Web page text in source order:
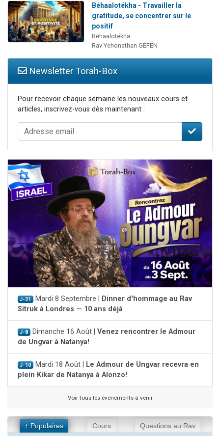
Béhaalotékha - Travailler la
gratitude, se concentrer sur le
positif
Béhaalotékha
Rav Yehonathan GEFEN
Newsletter Torah-Box
Pour recevoir chaque semaine les nouveaux cours et
articles, inscrivez-vous dès maintenant :
J-31 Mardi 8 Septembre |
Dinner d'hommage au Rav
Sitruk à Londres — 10 ans déjà
J-8 Dimanche 16 Août | Venez rencontrer le Admour
de Ungvar à Natanya!
J-10 Mardi 18 Août |
Le Admour de Ungvar recevra en
plein Kikar de Natanya à Alonzo!
Voir tous les événements à venir
+ Populaires Cours Questions au Rav